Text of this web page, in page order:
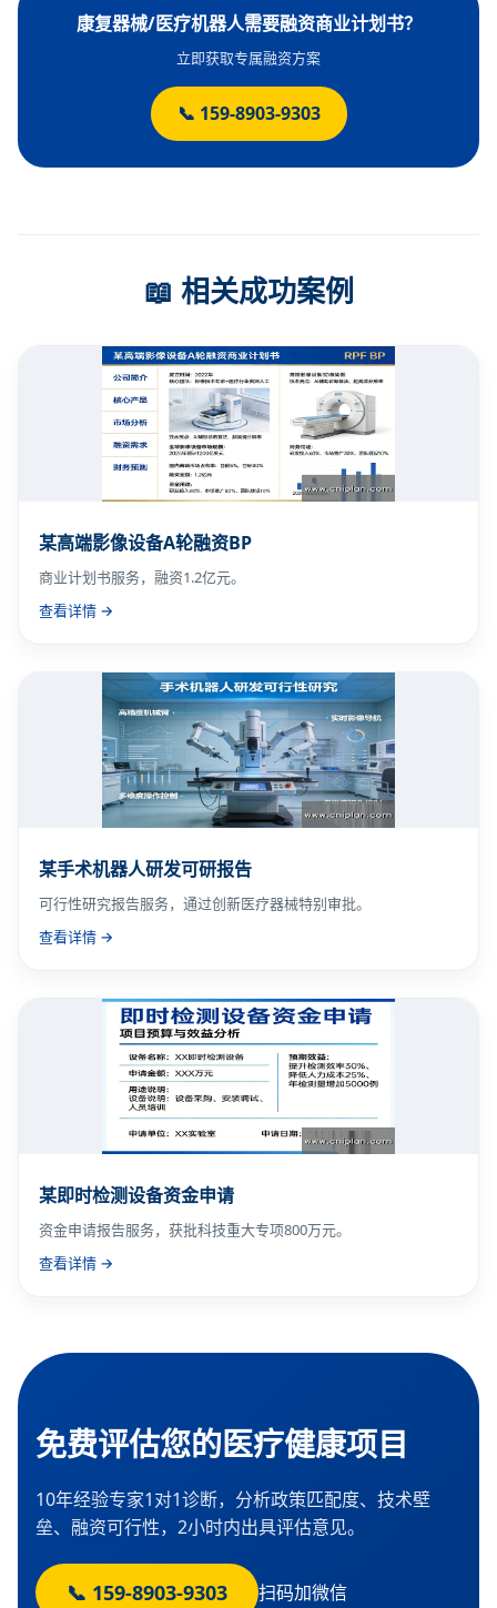
康复器械/医疗机器人需要融资商业计划书？
立即获取专属融资方案
📞 159-8903-9303
📖 相关成功案例
某高端影像设备A轮融资BP
商业计划书服务，融资1.2亿元。
查看详情 →
某手术机器人研发可研报告
可行性研究报告服务，通过创新医疗器械特别审批。
查看详情 →
某即时检测设备资金申请
资金申请报告服务，获批科技重大专项800万元。
查看详情 →
免费评估您的医疗健康项目
10年经验专家1对1诊断，分析政策匹配度、技术壁
垒、融资可行性，2小时内出具评估意见。
📞 159-8903-9303 扫码加微信